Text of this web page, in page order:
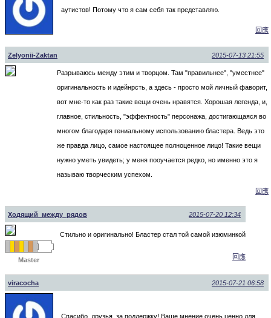
аутистов! Потому что я сам себя так представляю.
回應
Zelyonii-Zaktan 2015-07-13 21:55
Разрываюсь между этим и творцом. Там "правильнее", "уместнее"
оригинальность и идейнрсть, а здесь - просто мой личный фаворит,
вот мне-то как раз такие вещи очень нравятся. Хорошая легенда, и,
главное, стильность, "эффектность" персонажа, достигающаяся во
многом благодаря гениальному использованию бластера. Ведь это
же правда лицо, самое настоящее полноценное лицо! Такие вещи
нужно уметь увидеть; у меня пооучается редко, но именно это я
называю творческим успехом.
回應
Ходящий_между_рядов 2015-07-20 12:34
Master
Стильно и оригинально! Бластер стал той самой изюминкой
回應
viracocha 2015-07-21 06:58
Спасибо, друзья, за поддержку! Ваше мнение очень ценно для